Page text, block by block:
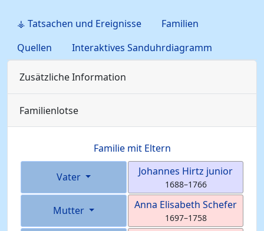
⚶ Tatsachen und Ereignisse
Familien
Quellen
Interaktives Sanduhrdiagramm
Zusätzliche Information
Familienlotse
Familie mit Eltern
Vater Johannes Hirtz junior
1688–1766
Mutter Anna Elisabeth Schefer
1697–1758